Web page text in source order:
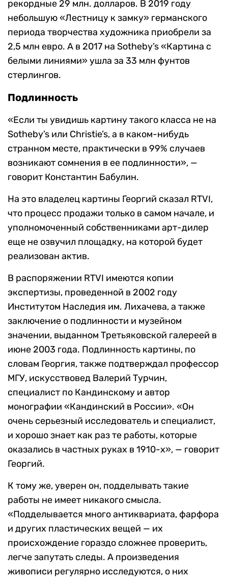
рекордные 29 млн. долларов. В 2019 году
небольшую «Лестницу к замку» германского
периода творчества художника приобрели за
2,5 млн евро. А в 2017 на Sotheby’s «Картина с
белыми линиями» ушла за 33 млн фунтов
стерлингов.
Подлинность
«Если ты увидишь картину такого класса не на
Sotheby’s или Christie’s, а в каком-нибудь
странном месте, практически в 99% случаев
возникают сомнения в ее подлинности», —
говорит Константин Бабулин.
На это владелец картины Георгий сказал RTVI,
что процесс продажи только в самом начале, и
уполномоченный собственниками арт-дилер
еще не озвучил площадку, на которой будет
реализован актив.
В распоряжении RTVI имеются копии
экспертизы, проведенной в 2002 году
Институтом Наследия им. Лихачева, а также
заключение о подлинности и музейном
значении, выданном Третьяковской галереей в
июне 2003 года. Подлинность картины, по
словам Георгия, также подтверждал профессор
МГУ, искусствовед Валерий Турчин,
специалист по Кандинскому и автор
монографии «Кандинский в России». «Он
очень серьезный исследователь и специалист,
и хорошо знает как раз те работы, которые
оказались в частных руках в 1910-х», — говорит
Георгий.
К тому же, уверен он, подделывать такие
работы не имеет никакого смысла.
«Подделывается много антиквариата, фарфора
и других пластических вещей — их
происхождение гораздо сложнее проверить,
легче запутать следы. А произведения
живописи регулярно исследуются, о них